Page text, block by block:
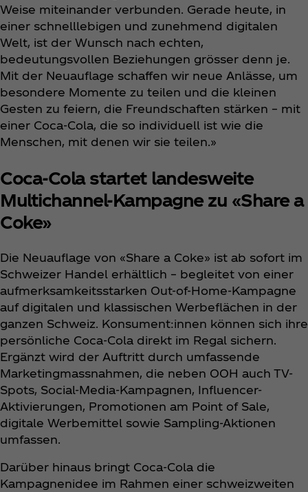
Weise miteinander verbunden. Gerade heute, in
einer schnelllebigen und zunehmend digitalen
Welt, ist der Wunsch nach echten,
bedeutungsvollen Beziehungen grösser denn je.
Mit der Neuauflage schaffen wir neue Anlässe, um
besondere Momente zu teilen und die kleinen
Gesten zu feiern, die Freundschaften stärken – mit
einer Coca‑Cola, die so individuell ist wie die
Menschen, mit denen wir sie teilen.»
Coca‑Cola startet landesweite
Multichannel-Kampagne zu «Share a
Coke»
Die Neuauflage von «Share a Coke» ist ab sofort im
Schweizer Handel erhältlich – begleitet von einer
aufmerksamkeitsstarken Out-of-Home-Kampagne
auf digitalen und klassischen Werbeflächen in der
ganzen Schweiz. Konsument:innen können sich ihre
persönliche Coca‑Cola direkt im Regal sichern.
Ergänzt wird der Auftritt durch umfassende
Marketingmassnahmen, die neben OOH auch TV-
Spots, Social-Media-Kampagnen, Influencer-
Aktivierungen, Promotionen am Point of Sale,
digitale Werbemittel sowie Sampling-Aktionen
umfassen.
Darüber hinaus bringt Coca‑Cola die
Kampagnenidee im Rahmen einer schweizweiten